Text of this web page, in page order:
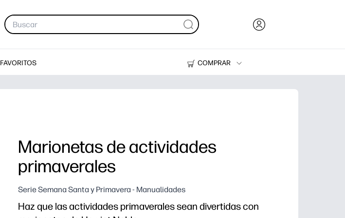
FAVORITOS
COMPRAR
Impresoras
Marionetas de actividades
primaverales
Serie Semana Santa y Primavera - Manualidades
Haz que las actividades primaverales sean divertidas con